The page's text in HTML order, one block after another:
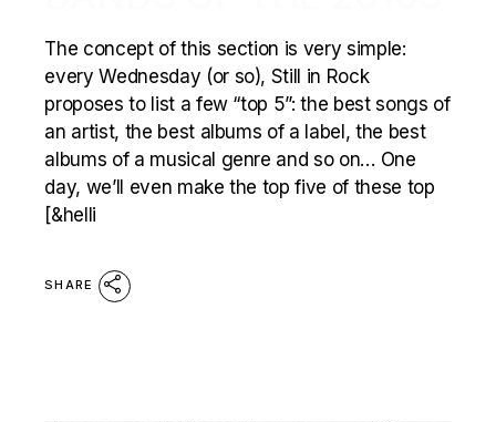
The concept of this section is very simple:
every Wednesday (or so), Still in Rock
proposes to list a few “top 5”: the best songs of
an artist, the best albums of a label, the best
albums of a musical genre and so on… One
day, we’ll even make the top five of these top
[&helli
SHARE